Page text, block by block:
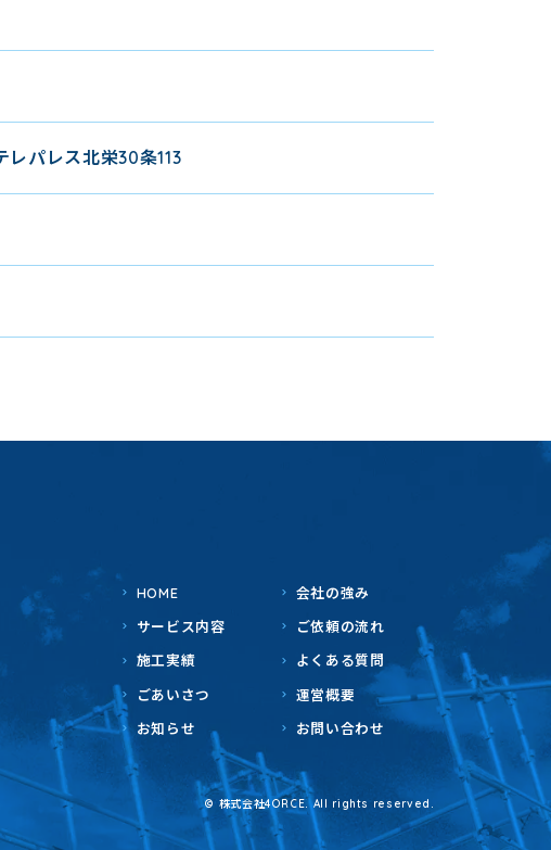
パレス北栄30条113
HOME
会社の強み
サービス内容
ご依頼の流れ
施工実績
よくある質問
ごあいさつ
運営概要
お知らせ
お問い合わせ
© 株式会社4ORCE. All rights reserved.